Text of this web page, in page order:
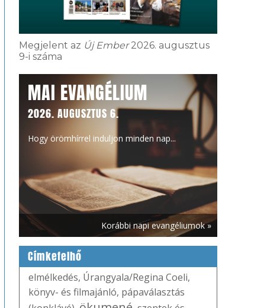
Megjelent az Új Ember2026. augusztus
9-i száma
MAI EVANGÉLIUM
2026. AUGUSZTUS 6.
Hogy örömhírrel induljon minden nap...
Korábbi napi evangéliumok »
Címkefelhő
elmélkedés, Úrangyala/Regina Coeli,
könyv- és filmajánló, pápaválasztás